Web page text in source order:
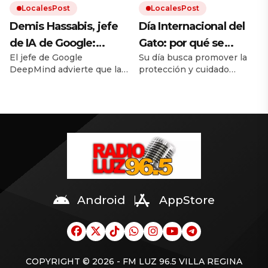
por encima del
resultado»
que pudieron completar el
desafío técnico.
LocalesPost
Demis Hassabis, jefe
de IA de Google:
«Nadie en el mundo
sabe con certeza qué
El jefe de Google
DeepMind advierte que la
propone un marco
de que sea demasiado
LocalesPost
Día Internacional del
Gato: por qué se
celebra el 8 de agosto
y cómo hacer feliz a tu
Su día busca promover la
protección y cuidado
respeto son
garantizar el bienestar de
los gatos.
Android AppStore
COPYRIGHT © 2026 - FM LUZ 96.5 VILLA REGINA